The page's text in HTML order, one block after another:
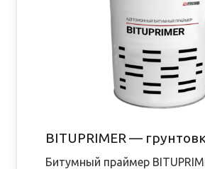
BITUPRIMER —
Битумный праймер